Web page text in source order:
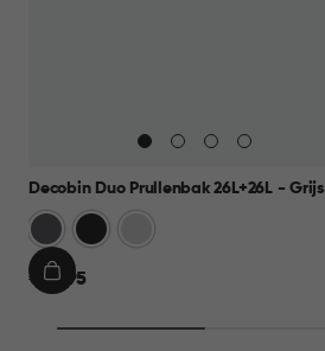
Decobin Duo Prullenbak 26L+26L - Grijs
Grijs Zwart
€€ 69,95
IN